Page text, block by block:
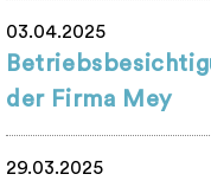
03.04.2025
der Firma Mey
29.03.2025